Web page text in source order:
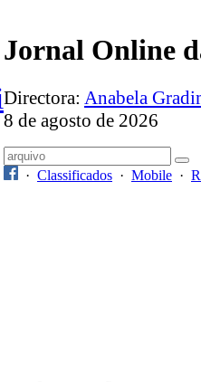
Jornal Online
Directora: Anabela
8 de agosto de 2026
· Classificados · Mobile ·